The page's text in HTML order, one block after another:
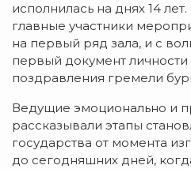
исполнилась на днях 14
главные участники
на первый ряд зала, и с
первый документ
поздравления гремели
Ведущие эмоционально и
рассказывали этапы
государства от момента
до сегодняшних дней,